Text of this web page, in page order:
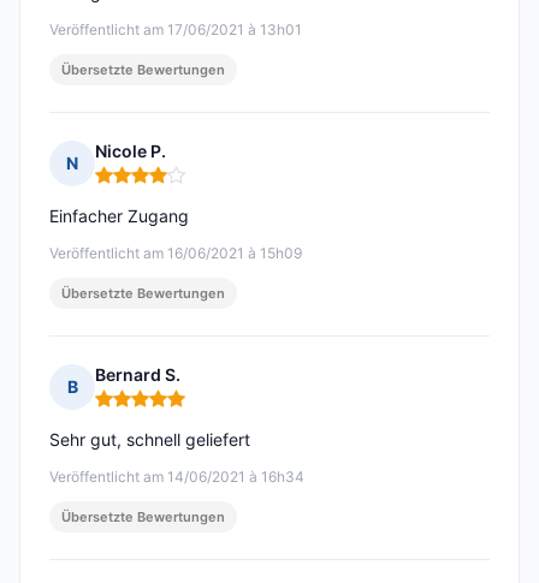
Veröffentlicht am 17/06/2021 à 13h01
Übersetzte Bewertungen
N
Nicole P.
Hinweis: 4 von 5
Veröffentlicht am 16/06/2021 à 15h09
Einfacher Zugang
Übersetzte Bewertungen
B
Bernard S.
Hinweis: 5 von 5
Veröffentlicht am 14/06/2021 à 16h34
Sehr gut, schnell geliefert
Übersetzte Bewertungen